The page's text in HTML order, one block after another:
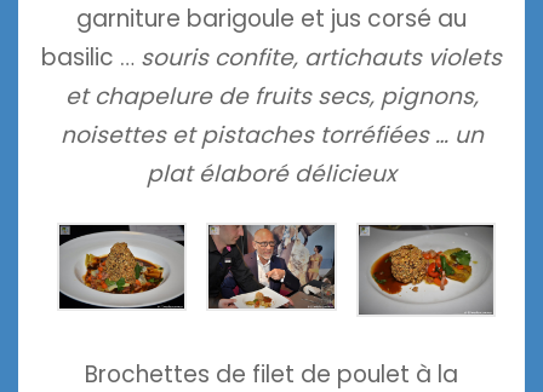
garniture barigoule et jus corsé au
basilic … souris confite, artichauts violets
et chapelure de fruits secs, pignons,
noisettes et pistaches torréfiées … un
plat élaboré délicieux
Brochettes de filet de poulet à la